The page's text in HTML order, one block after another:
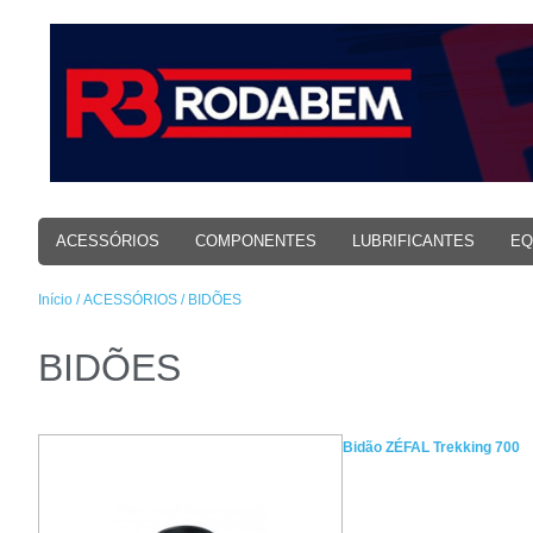
ACESSÓRIOS COMPONENTES LUBRIFICANTES
Início /ACESSÓRIOS / BIDÕES
BIDÕES
Bidão ZÉFAL Trekking 700